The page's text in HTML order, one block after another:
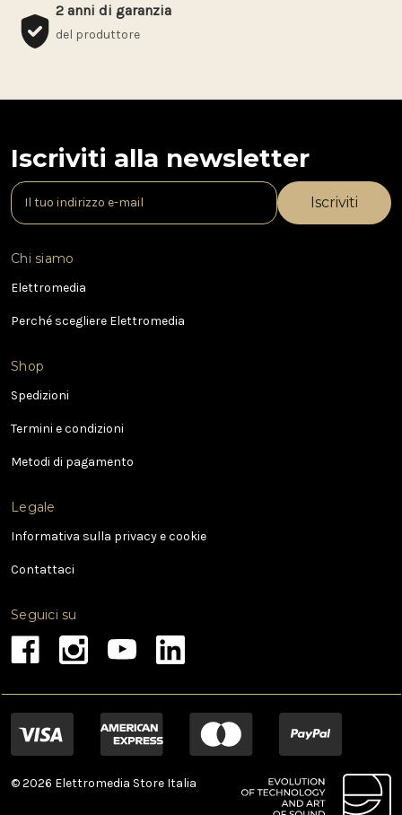
2 anni di garanzia
del produttore
Iscriviti alla newsletter
I
n
r
i
z
e
m
i
l
Chi siamo
Elettromedia
Perché scegliere Elettromedia
Shop
Spedizioni
Termini e condizioni
Metodi di pagamento
Legale
Informativa sulla privacy e cookie
Contattaci
Seguici su
© 2026 Elettromedia Store Italia